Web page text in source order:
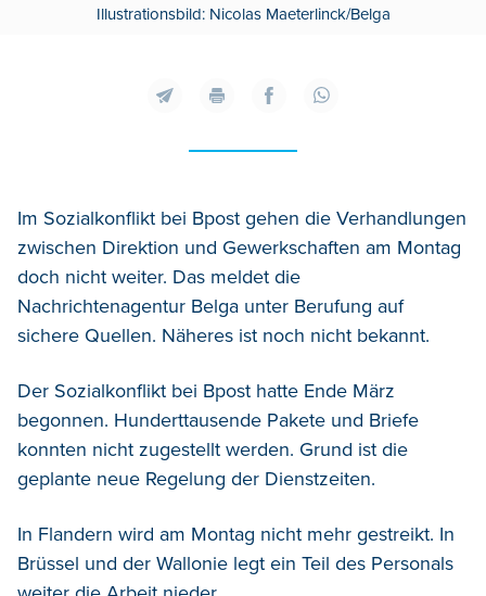
Illustrationsbild: Nicolas Maeterlinck/Belga
Im Sozialkonflikt bei Bpost gehen die Verhandlungen
zwischen Direktion und Gewerkschaften am Montag
doch nicht weiter. Das meldet die
Nachrichtenagentur Belga unter Berufung auf
sichere Quellen. Näheres ist noch nicht bekannt.
Der Sozialkonflikt bei Bpost hatte Ende März
begonnen. Hunderttausende Pakete und Briefe
konnten nicht zugestellt werden. Grund ist die
geplante neue Regelung der Dienstzeiten.
In Flandern wird am Montag nicht mehr gestreikt. In
Brüssel und der Wallonie legt ein Teil des Personals